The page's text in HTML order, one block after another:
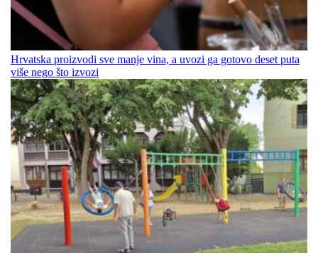
Hrvatska proizvodi sve manje vina, a uvozi ga gotovo deset puta
više nego što izvozi